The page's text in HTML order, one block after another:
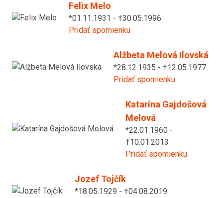
Felix Melo
*01.11.1931 - †30.05.1996
Pridať spomienku
Alžbeta Melová Ilovská
*28.12.1935 - †12.05.1977
Pridať spomienku
Katarína Gajdošová
Melová
*22.01.1960 -
†10.01.2013
Pridať spomienku
Jozef Tojčík
*18.05.1929 - †04.08.2019